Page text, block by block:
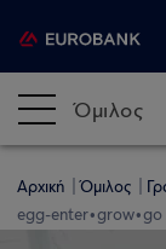
Όμιλος
Αρχική Όμιλος
egg-enter•grοw•go